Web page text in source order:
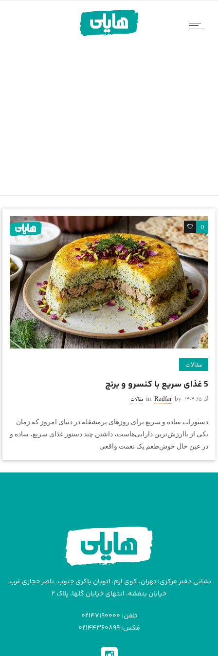
0
0
مقالات
5 غذای سریع با کنسرو و برنج
آذر ۲۵, ۱۴۰۴ by
Radfar
in مقالات
دستورات ساده و سریع برای روزهای پرمشغله در دنیای امروز که زمان
یکی از باارزش‌ترین دارایی‌هاست، داشتن چند دستور غذای سریع، ساده و
در عین حال خوش‌طعم یک نعمت واقعی
نشانی دفتر مرکزی: تهران، کوی ارم، اتوبان باکری جنوب، ناصر حجازی غرب،
خیابان بنفشه، انتهای خیابان گلها، پلاک ۲
تلفن: ۰۲۱۴۷۱۹۰۰۰۰
فکس: ۰۲۱۴۴۳۶۰۸۹۹